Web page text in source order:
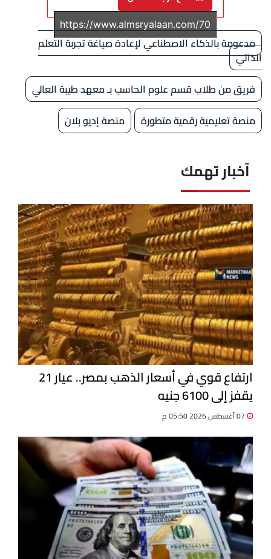
مدعومة بالذكاء الاصطناعي لإعادة صياغة تجربة التعلم
الذاتي
فريق من طلاب قسم علوم الحاسب بـ معهد طيبة العالي
منصة تعليمية رقمية متطورة
منصة إديو بلان
آخبار تهمك
ارتفاع قوي في أسعار الذهب بمصر.. عيار 21
يقفز إلى 6100 جنيه